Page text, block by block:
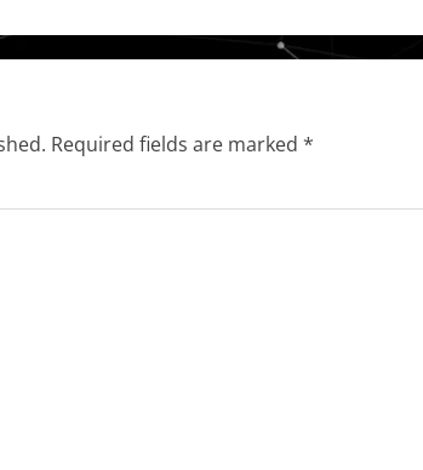
Required fields are marked *